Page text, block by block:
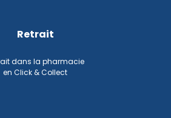
Retrait
dans la pharmacie
en Click & Collect